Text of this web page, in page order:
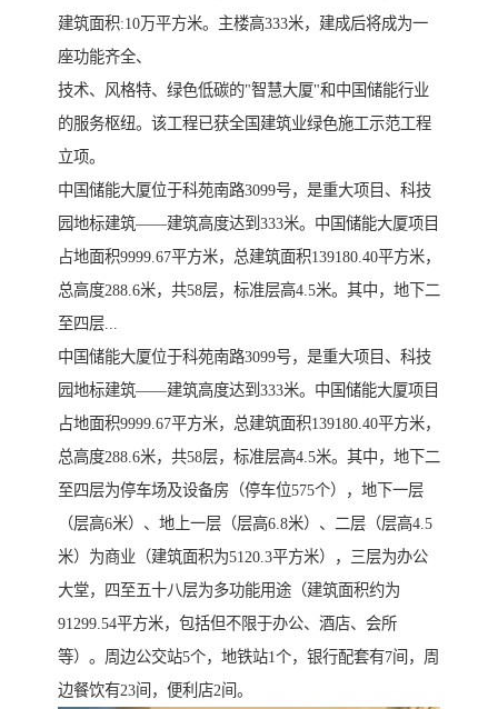
建筑面积:10万平方米。主楼高333米，建成后将成为一
座功能齐全、
技术、风格特、绿色低碳的"智慧大厦"和中国储能行业
的服务枢纽。该工程已获全国建筑业绿色施工示范工程
立项。
中国储能大厦位于科苑南路3099号，是重大项目、科技
园地标建筑——建筑高度达到333米。中国储能大厦项目
占地面积9999.67平方米，总建筑面积139180.40平方米，
总高度288.6米，共58层，标准层高4.5米。其中，地下二
至四层...
中国储能大厦位于科苑南路3099号，是重大项目、科技
园地标建筑——建筑高度达到333米。中国储能大厦项目
占地面积9999.67平方米，总建筑面积139180.40平方米，
总高度288.6米，共58层，标准层高4.5米。其中，地下二
至四层为停车场及设备房（停车位575个），地下一层
（层高6米）、地上一层（层高6.8米）、二层（层高4.5
米）为商业（建筑面积为5120.3平方米），三层为办公
大堂，四至五十八层为多功能用途（建筑面积约为
91299.54平方米，包括但不限于办公、酒店、会所
等）。周边公交站5个，地铁站1个，银行配套有7间，周
边餐饮有23间，便利店2间。